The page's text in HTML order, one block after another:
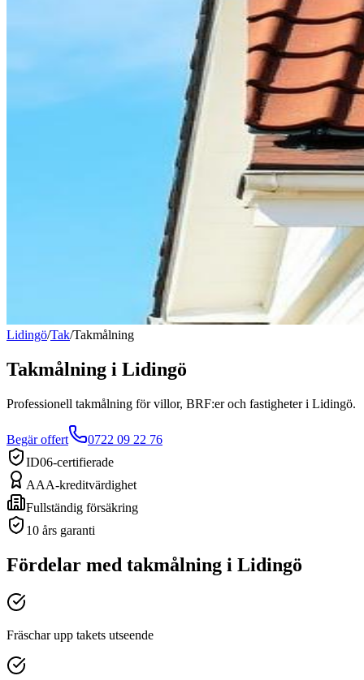
Lidingö/Tak/Takmålning
Takmålning i Lidingö
Professionell takmålning för villor, BRF:er och fastigheter i Lidingö.
Begär offert
0722 09 22 76
ID06-certifierade
AAA-kreditvärdighet
Fullständig försäkring
10 års garanti
Fördelar med takmålning i Lidingö
Fräschar upp takets utseende